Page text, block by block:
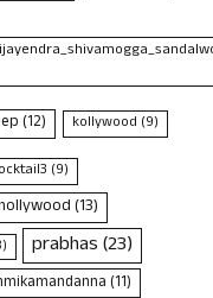
(12) kollywood (9)
(9)
(13)
prabhas(23)
(11)